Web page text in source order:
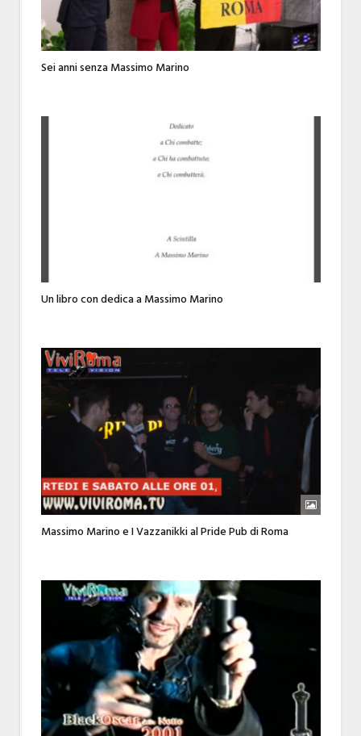
Sei anni senza Massimo Marino
Un libro con dedica a Massimo Marino
Massimo Marino e I Vazzanikki al Pride Pub di Roma